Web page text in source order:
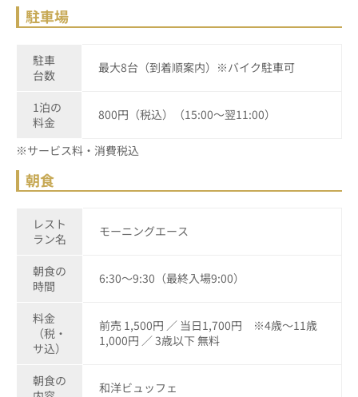
駐車場
駐車
台数
最大8台（到着順案内）※バイク駐車可
1泊の
料金
800円（税込）（15:00～翌11:00）
※サービス料・消費税込
朝食
レスト
ラン名
モーニングエース
朝食の
時間
6:30～9:30（最終入場9:00）
料金
（税・
サ込）
前売 1,500円 ／ 当日1,700円 ※4歳～11歳
1,000円 ／ 3歳以下 無料
朝食の
和洋ビュッフェ